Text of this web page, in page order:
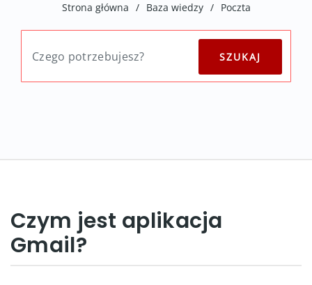
Strona główna / Baza wiedzy / Poczta
Czym jest aplikacja
Gmail?